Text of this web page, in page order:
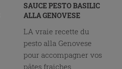
SAUCE PESTO BASILIC
ALLA GENOVESE
LA vraie recette du
pesto alla Genovese
pour accompagner vos
pâtes fraiches